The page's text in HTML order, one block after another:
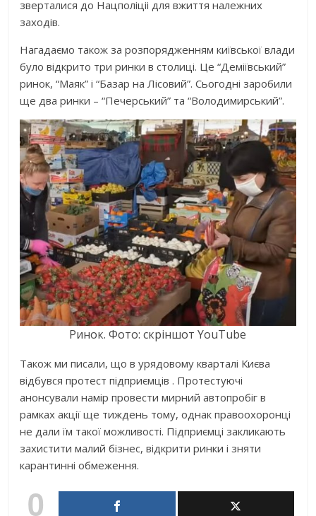
зверталися до Нацполіціі для вжиття належних
заходів.
Нагадаємо також за розпорядженням київської влади
було відкрито три ринки в столиці. Це “Деміївський”
ринок, “Маяк” і “Базар на Лісовий”. Сьогодні заробили
ще два ринки – “Печерський” та “Володимирський”.
Ринок. Фото: скріншот YouTube
Також ми писали, що в урядовому кварталі Києва
відбувся протест підприємців . Протестуючі
анонсували намір провести мирний автопробіг в
рамках акції ще тиждень тому, однак правоохоронці
не дали їм такої можливості. Підприємці закликають
захистити малий бізнес, відкрити ринки і зняти
карантинні обмеження.
0